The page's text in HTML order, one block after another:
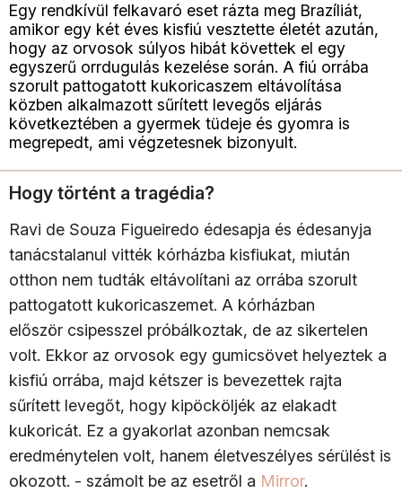
Egy rendkívül felkavaró eset rázta meg Brazíliát,
amikor egy két éves kisfiú vesztette életét azután,
hogy az orvosok súlyos hibát követtek el egy
egyszerű orrdugulás kezelése során. A fiú orrába
szorult pattogatott kukoricaszem eltávolítása
közben alkalmazott sűrített levegős eljárás
következtében a gyermek tüdeje és gyomra is
megrepedt, ami végzetesnek bizonyult.
Hogy történt a tragédia?
Ravi de Souza Figueiredo édesapja és édesanyja
tanácstalanul vitték kórházba kisfiukat, miután
otthon nem tudták eltávolítani az orrába szorult
pattogatott kukoricaszemet. A kórházban
először csipesszel próbálkoztak, de az sikertelen
volt. Ekkor az orvosok egy gumicsövet helyeztek a
kisfiú orrába, majd kétszer is bevezettek rajta
sűrített levegőt, hogy kipöcköljék az elakadt
kukoricát. Ez a gyakorlat azonban nemcsak
eredménytelen volt, hanem életveszélyes sérülést is
okozott. - számolt be az esetről a Mirror.